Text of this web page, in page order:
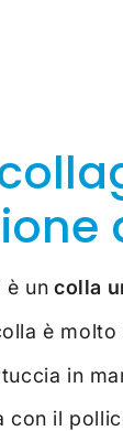
è un colla
è molto
in
con il